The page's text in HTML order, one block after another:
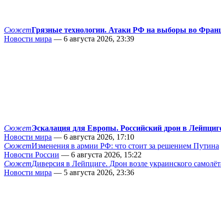
СюжетГрязные технологии. Атаки РФ на выборы во
Новости мира — 6 августа 2026, 23:39
СюжетЭскалация для Европы. Российский дрон в
Новости мира — 6 августа 2026, 17:10
СюжетИзменения в армии РФ: что стоит за решением Путина
Новости России — 6 августа 2026, 15:22
СюжетДиверсия в Лейпциге. Дрон возле украинского
Новости мира — 5 августа 2026, 23:36